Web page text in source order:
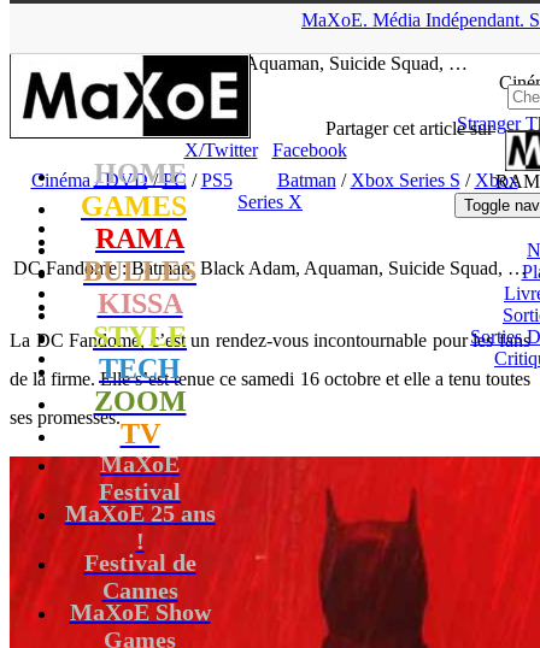
MaXoE. Média Indépendant.
HOME
GAMES
RAMA
BULLES
KISSA
STYLE
TECH
ZOOM
TV
MaXoE
Festival
MaXoE 25 ans
!
Festival de
Cannes
MaXoE Show
Games
Ciné
Stranger
Toggle
Sorties
Batman, Black Adam, Aquaman, Suicide Squad, …
Partager cet article sur
X/Twitter
Facebook
Cinéma / DVD/PC /PS5 Batman / Xbox Series S / Xbox
Series X
DC Fandome : Batman, Black Adam, Aquaman, Suicide Squad, …
La DC Fandome, c’est un rendez-vous incontournable pour les fans
de la firme. Elle s’est tenue ce samedi 16 octobre et elle a tenu toutes
ses promesses.